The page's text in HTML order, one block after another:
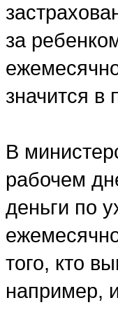
за
значится в
В
рабочем
деньги по
того, кто
например,